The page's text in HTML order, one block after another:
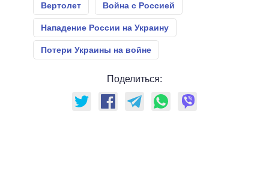
Вертолет Война с Россией
Нападение России на Украину
Потери Украины на войне
Поделиться: